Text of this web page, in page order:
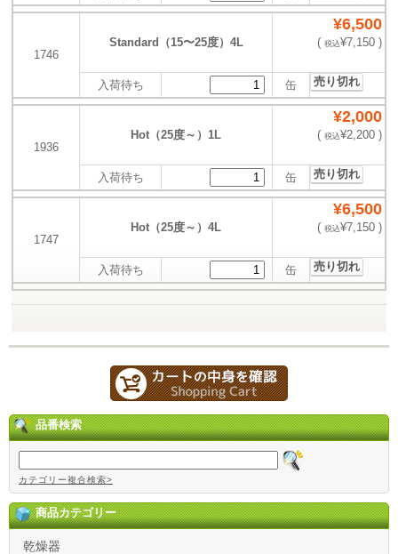
1746
Standard（15〜25度）4L
¥6,500
( 税込¥7,150 )
入荷待ち 缶 売り切れ
1936
Hot（25度～）1L
¥2,000
( 税込¥2,200 )
入荷待ち 缶 売り切れ
1747
Hot（25度～）4L
¥6,500
( 税込¥7,150 )
入荷待ち 缶 売り切れ
品番検索
カテゴリー複合検索>
商品カテゴリー
乾燥器